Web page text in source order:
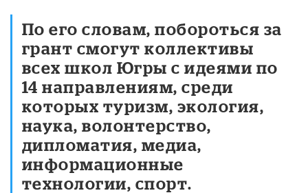
По его словам, побороться за
грант смогут коллективы
всех школ Югры с идеями по
14 направлениям, среди
которых туризм, экология,
наука, волонтерство,
дипломатия, медиа,
информационные
технологии, спорт.